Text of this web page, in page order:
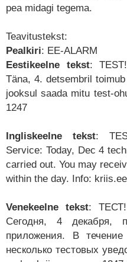
pea midagi tegema.
Teavitustekst:
Pealkiri: EE-ALARM
Eestikeelne tekst:
Täna, 4. detsembril
jooksul saada mitu test-
1247
Ingliskeelne tekst:
Service: Today, Dec 4
carried out. You may
within the day. Info:
Venekeelne tekst:
Сегодня, 4 декабря,
приложения. В
несколько тестовых